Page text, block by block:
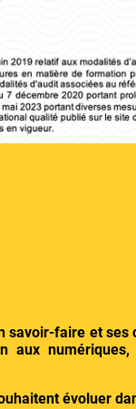
savoir-faire et
aux
évoluer